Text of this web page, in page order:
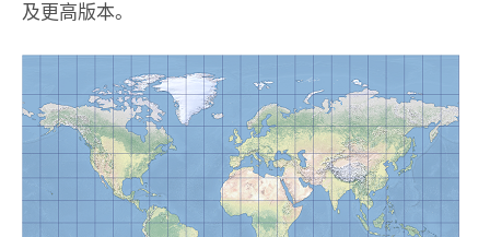
及更高版本。